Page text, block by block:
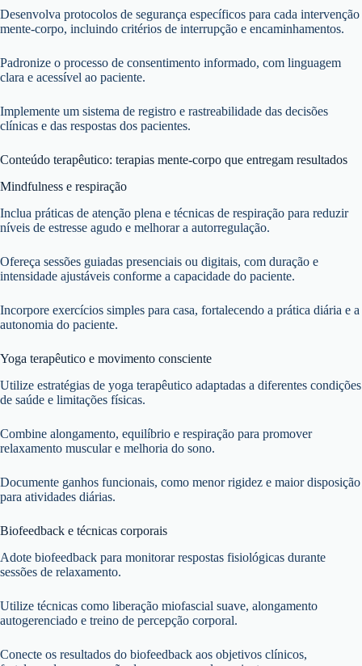
Desenvolva protocolos de segurança específicos para cada intervenção
mente-corpo, incluindo critérios de interrupção e encaminhamentos.
Padronize o processo de consentimento informado, com linguagem
clara e acessível ao paciente.
Implemente um sistema de registro e rastreabilidade das decisões
clínicas e das respostas dos pacientes.
Conteúdo terapêutico: terapias mente-corpo que entregam resultados
Mindfulness e respiração
Inclua práticas de atenção plena e técnicas de respiração para reduzir
níveis de estresse agudo e melhorar a autorregulação.
Ofereça sessões guiadas presenciais ou digitais, com duração e
intensidade ajustáveis conforme a capacidade do paciente.
Incorpore exercícios simples para casa, fortalecendo a prática diária e a
autonomia do paciente.
Yoga terapêutico e movimento consciente
Utilize estratégias de yoga terapêutico adaptadas a diferentes condições
de saúde e limitações físicas.
Combine alongamento, equilíbrio e respiração para promover
relaxamento muscular e melhoria do sono.
Documente ganhos funcionais, como menor rigidez e maior disposição
para atividades diárias.
Biofeedback e técnicas corporais
Adote biofeedback para monitorar respostas fisiológicas durante
sessões de relaxamento.
Utilize técnicas como liberação miofascial suave, alongamento
autogerenciado e treino de percepção corporal.
Conecte os resultados do biofeedback aos objetivos clínicos,